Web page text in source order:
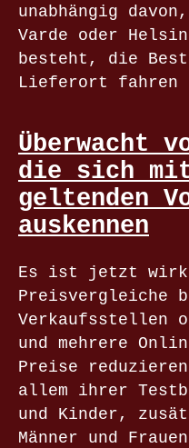
unabhängig
Varde oder
besteht, die
Lieferort fahren
Überwacht
die sich
geltenden
auskennen
Es ist jetzt
Preisvergleiche
Verkaufsstellen
und mehrere
Preise
allem ihrer
und Kinder,
Männer und